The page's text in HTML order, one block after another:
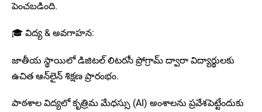
పెంచబడింది.
🎓 విద్య & అవగాహన:
జాతీయ స్థాయిలో డిజిటల్ లిటరసీ ప్రోగ్రామ్ ద్వారా విద్యార్థులకు
ఉచిత ఆన్‌లైన్ శిక్షణ ప్రారంభం.
పాఠశాల విద్యలో కృత్రిమ మేధస్సు (AI) అంశాలను ప్రవేశపెట్టేందుకు